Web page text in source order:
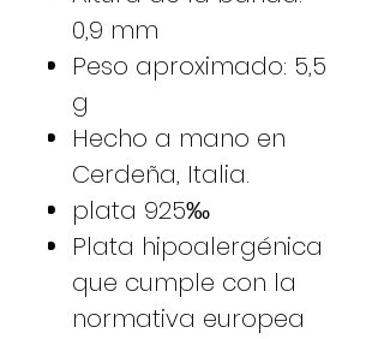
0,9 mm
Peso aproximado: 5,5
g
Hecho a mano en
Cerdeña, Italia.
plata 925‰
Plata hipoalergénica
que cumple con la
normativa europea